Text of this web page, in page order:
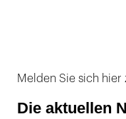
Melden Sie sich hier
Die aktuellen